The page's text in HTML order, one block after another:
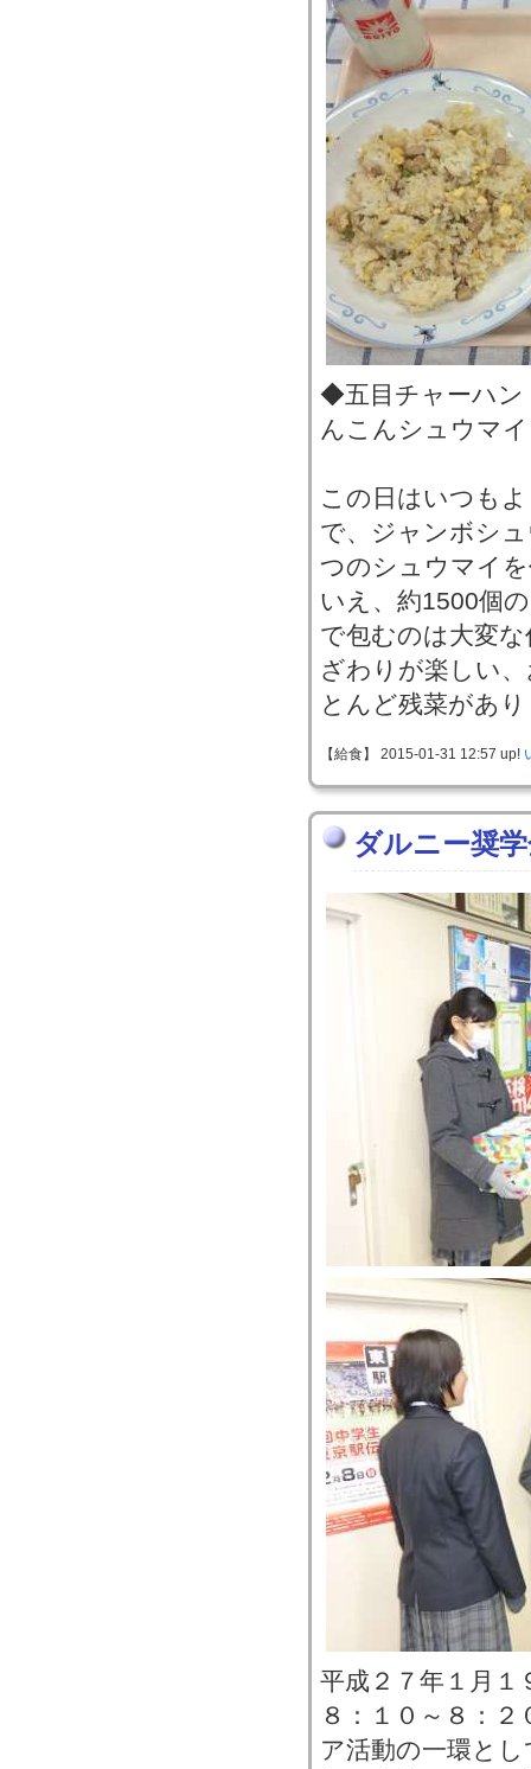
◆五目チャーハ
んこんシュウマ
この日はいつも
で、ジャンボシ
つのシュウマイ
いえ、約1500個
で包むのは大変
ざわりが楽しい
とんど残菜があ
【給食】 2015-01-31 12:57 up!
ダルニー奨
平成２７年１月１
８：１０～８：
ア活動の一環と